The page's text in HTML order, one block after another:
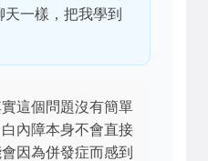
一樣，把我學到
這個問題沒有簡單
內障本身不會直接
因為併發症而感到